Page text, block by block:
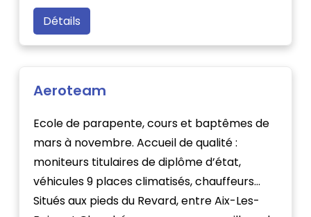
Détails
Aeroteam
Ecole de parapente, cours et baptêmes de
mars à novembre. Accueil de qualité :
moniteurs titulaires de diplôme d’état,
véhicules 9 places climatisés, chauffeurs…
Situés aux pieds du Revard, entre Aix-Les-